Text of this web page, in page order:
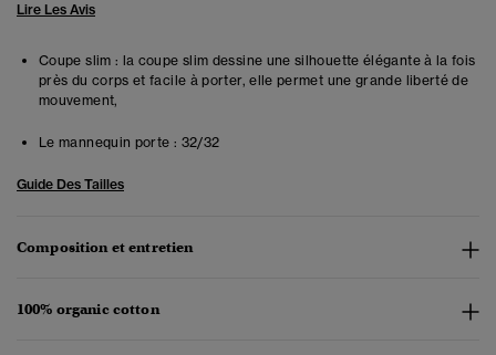
Lire Les Avis
Coupe slim : la coupe slim dessine une silhouette élégante à la fois
près du corps et facile à porter, elle permet une grande liberté de
mouvement,
Le mannequin porte : 32/32
Guide Des Tailles
Composition et entretien
100% organic cotton